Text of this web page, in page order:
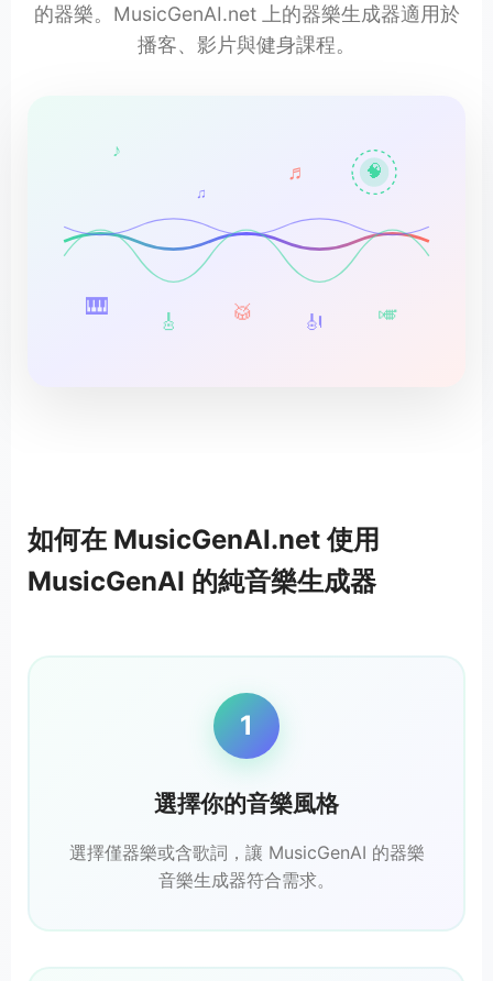
的器樂。MusicGenAI.net 上的器樂生成器適用於
播客、影片與健身課程。
♬ 🧠
🎹
🎸 🥁 🎻 🎺
如何在 MusicGenAI.net 使用
MusicGenAI 的純音樂生成器
1
選擇你的音樂風格
選擇僅器樂或含歌詞，讓 MusicGenAI 的器樂
音樂生成器符合需求。